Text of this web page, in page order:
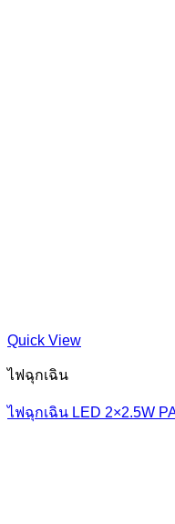
Quick View
ไฟฉุกเฉิน
ไฟฉุกเฉิน LED 2×2.5W